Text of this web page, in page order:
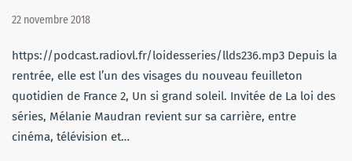
22 novembre 2018
https://podcast.radiovl.fr/loidesseries/llds236.mp3 Depuis la
rentrée, elle est l’un des visages du nouveau feuilleton
quotidien de France 2, Un si grand soleil. Invitée de La loi des
séries, Mélanie Maudran revient sur sa carrière, entre
cinéma, télévision et…